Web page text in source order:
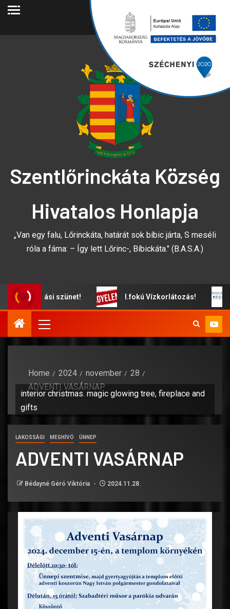
Szentlőrinckáta Község
Hivatalos Honlapja
„Van egy falu, Lőrinckáta, határát sok bíbic járta, S meséli
róla a fáma: – Így lett Lőrinc-, Bíbickáta." (B.A.S.A.)
szünet! I.fokú Vízkorlátozás!
Home 2024 november
28
ADVENTI VASÁRNAP
interior christmas. magic glowing tree, fireplace and
gifts
LAKOSSÁGI MEGHÍVÓ ÜNNEP
ADVENTI VASÁRNAP
Bédayné Géró Viktória 2024.11.28.